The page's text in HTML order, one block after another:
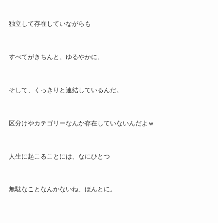
独立して存在していながらも
すべてがきちんと、ゆるやかに、
そして、くっきりと連結しているんだ。
区分けやカテゴリーなんか存在していないんだよｗ
人生に起こることには、なにひとつ
無駄なことなんかないね、ほんとに。